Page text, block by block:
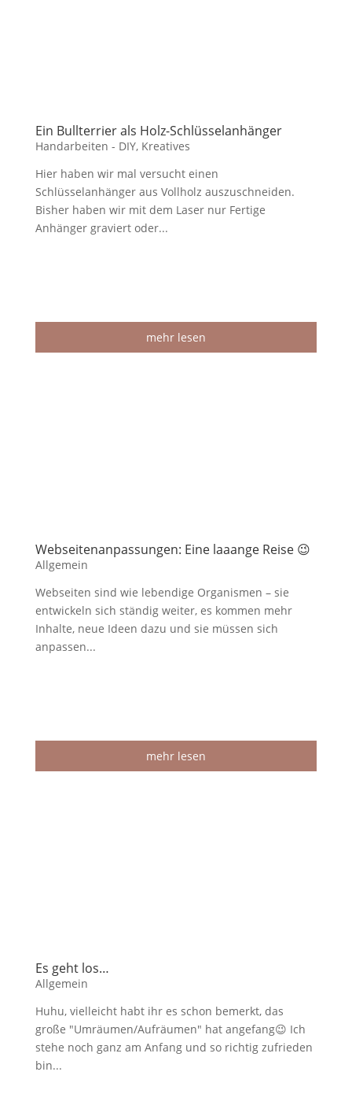
Ein Bullterrier als Holz-Schlüsselanhänger
Handarbeiten - DIY, Kreatives
Hier haben wir mal versucht einen
Schlüsselanhänger aus Vollholz auszuschneiden.
Bisher haben wir mit dem Laser nur Fertige
Anhänger graviert oder...
mehr lesen
Webseitenanpassungen: Eine laaange Reise 😉
Allgemein
Webseiten sind wie lebendige Organismen – sie
entwickeln sich ständig weiter, es kommen mehr
Inhalte, neue Ideen dazu und sie müssen sich
anpassen...
mehr lesen
Es geht los…
Allgemein
Huhu, vielleicht habt ihr es schon bemerkt, das
große "Umräumen/Aufräumen" hat angefang😉 Ich
stehe noch ganz am Anfang und so richtig zufrieden
bin...